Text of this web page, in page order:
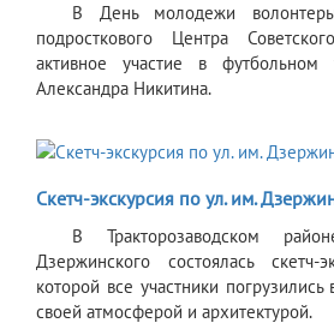
В День молодежи
подросткового Центра
активное участие в
Александра Никитина.
Скетч-экскурсия по ул. им.
В Тракторозаводском
Дзержинского состоялась скетч-
которой все участники
своей атмосферой и архитектурой.